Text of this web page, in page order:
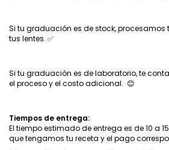
Si tu graduación es de stock, procesamos
tus lentes. ✅
Si tu graduación es de laboratorio, te
el proceso y el costo adicional. 😊
Tiempos de entrega:
El tiempo estimado de entrega es de 10 a
que tengamos tu receta y el pago